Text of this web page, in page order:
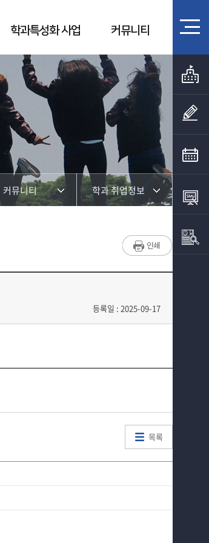
학과특성화 사업 커뮤니티
커뮤니티
교육과정
학과 취업정보
포토갤러리
학생회
학과동아리
발전기금
등록일 : 2025-09-17
목록